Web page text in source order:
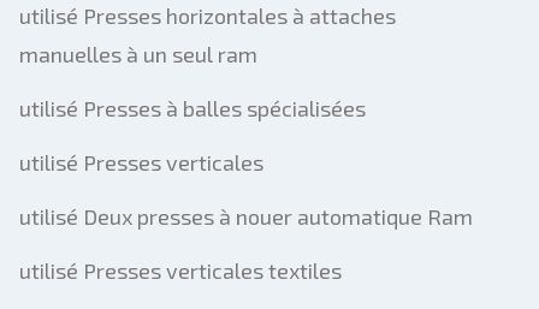
utilisé Presses horizontales à attaches
manuelles à un seul ram
utilisé Presses à balles spécialisées
utilisé Presses verticales
utilisé Deux presses à nouer automatique Ram
utilisé Presses verticales textiles